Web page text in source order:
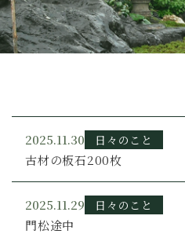
2025.11.30 日々のこと
古材の板石200枚
2025.11.29 日々のこと
門松途中